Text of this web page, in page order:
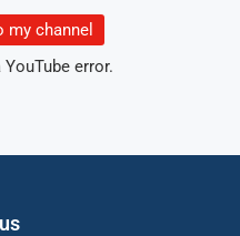
my channel
error.